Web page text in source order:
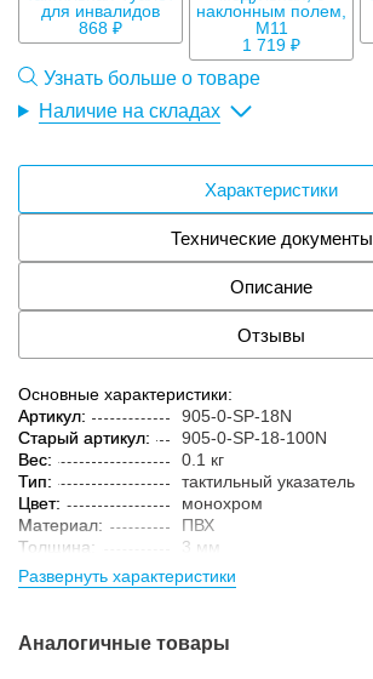
868 ₽
1 719 ₽
Узнать больше о товаре
Наличие на складах
Характеристики
Технические документы
Описание
Отзывы
Основные характеристики:
Артикул:
905-0-SP-18N
Старый артикул:
905-0-SP-18-100N
Вес:
0.1 кг
Тип:
тактильный указатель
Цвет:
монохром
Материал:
ПВХ
Толщина:
3 мм
Технология:
Развернуть характеристики
Аналогичные товары